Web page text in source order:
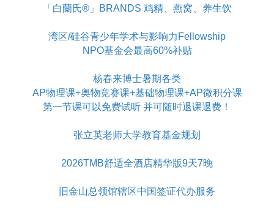
「白蘭氏®」BRANDS 鸡精、燕窝、养生饮
湾区/硅谷青少年学术与影响力Fellowship
NPO基金会最高60%补贴
杨春来博士暑期各类
AP物理课+奥物竞赛课+基础物理课+AP微积分课
第一节课可以免费试听 并可随时退课退费！
张立英老师大学教育基金规划
2026TMB舒适全酒店精华版9天7晚
旧金山总领馆辖区中国签证代办服务